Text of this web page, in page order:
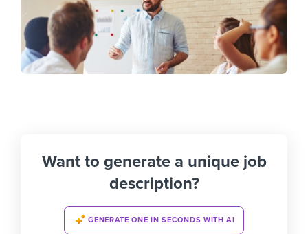
Want to generate a unique job
description?
GENERATE ONE IN SECONDS WITH AI